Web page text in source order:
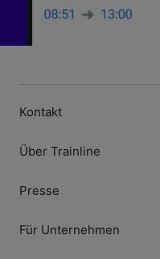
Kontakt
Über Trainline
Presse
Für Unternehmen